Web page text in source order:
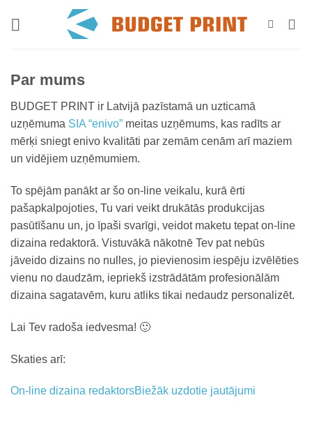
Par mums
BUDGET PRINT ir Latvijā pazīstamā un uzticamā
uzņēmuma SIA “enivo” meitas uzņēmums, kas radīts ar
mērķi sniegt enivo kvalitāti par zemām cenām arī maziem
un vidējiem uzņēmumiem.
To spējām panākt ar šo on-line veikalu, kurā ērti
pašapkalpojoties, Tu vari veikt drukātās produkcijas
pasūtīšanu un, jo īpaši svarīgi, veidot maketu tepat on-line
dizaina redaktorā. Vistuvākā nākotnē Tev pat nebūs
jāveido dizains no nulles, jo pievienosim iespēju izvēlēties
vienu no daudzām, iepriekš izstrādātām profesionālām
dizaina sagatavēm, kuru atliks tikai nedaudz personalizēt.
Lai Tev radoša iedvesma! 🙂
Skaties arī:
On-line dizaina redaktorsBiežāk uzdotie jautājumi